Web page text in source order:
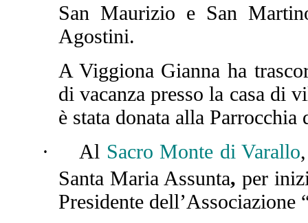
San Maurizio e San
A Viggiona Gianna ha
di vacanza presso la casa di
è stata donata alla
·
Al Sacro Monte di Varallo
Santa Maria Assunta, per
Presidente